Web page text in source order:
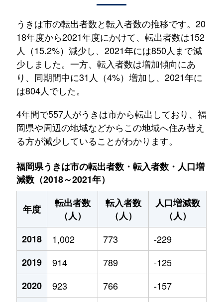
うきは市の転出者数と転入者数の推移です。20
18年度から2021年度にかけて、転出者数は152
人（15.2%）減少し、2021年には850人まで減
少しました。一方、転入者数は増加傾向にあ
り、同期間中に31人（4%）増加し、2021年に
は804人でした。
4年間で557人がうきは市から転出しており、福
岡県や周辺の地域などからこの地域へ住み替え
る方が減少していることがわかります。
福岡県うきは市の転出者数・転入者数・人口増
減数（2018～2021年）
年度
転出者数
（人）
転入者数
（人）
人口増減数
（人）
2018
1,002 773
-229
2019
914 789
-125
2020
923 766
-157